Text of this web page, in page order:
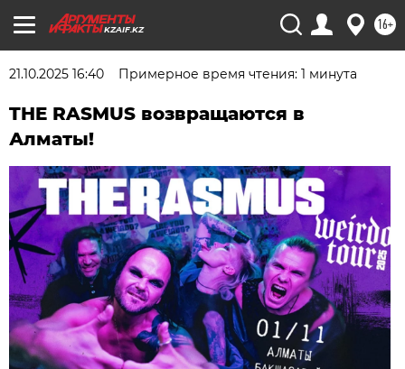
KZAIF.KZ 16+
21.10.2025 16:40 Примерное время чтения: 1 минута
THE RASMUS возвращаются в
Алматы!